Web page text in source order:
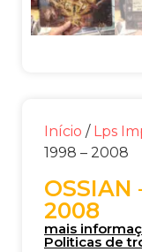
Início / Lps
1998 – 2008
OSSIAN
2008
mais
Politicas de